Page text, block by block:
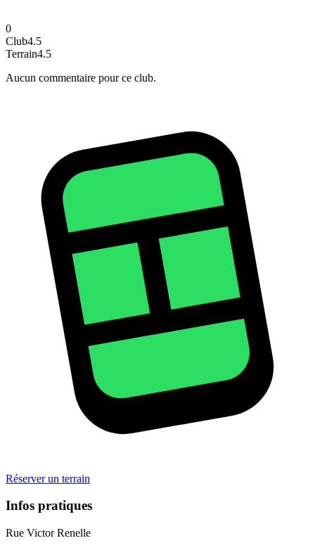
0
Club4.5
Terrain4.5
Aucun commentaire pour ce club.
Réserver un terrain
Infos pratiques
Rue Victor Renelle